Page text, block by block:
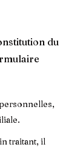
du
traitant, il